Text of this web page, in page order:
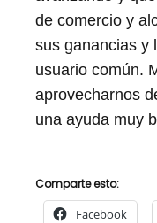
de comercio y
sus ganancias y
usuario común.
aprovecharnos
una ayuda muy
Comparte esto:
Facebook